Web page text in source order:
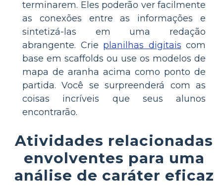
terminarem. Eles poderão ver facilmente
as conexões entre as informações e
sintetizá-las em uma redação
abrangente. Crie planilhas digitais com
base em scaffolds ou use os modelos de
mapa de aranha acima como ponto de
partida. Você se surpreenderá com as
coisas incríveis que seus alunos
encontrarão.
Atividades relacionadas
envolventes para uma
análise de caráter eficaz